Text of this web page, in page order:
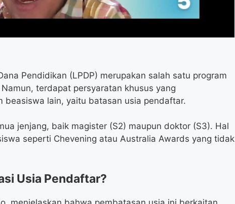
Pendidikan (LPDP) merupakan salah satu program
terdapat persyaratan khusus yang
beasiswa lain, yaitu batasan usia pendaftar.
jenjang, baik magister (S2) maupun doktor (S3). Hal
seperti Chevening atau Australia Awards yang tidak
Usia Pendaftar?